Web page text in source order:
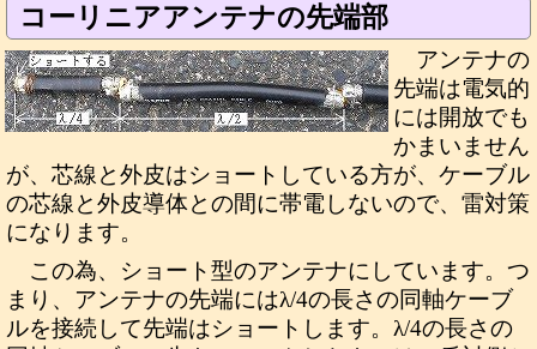
コーリニアアンテナの先端部
アンテナの
先端は電気的
には開放でも
かまいません
が、芯線と外皮はショートしている方が、ケーブル
の芯線と外皮導体との間に帯電しないので、雷対策
になります。
この為、ショート型のアンテナにしています。つ
まり、アンテナの先端にはλ/4の長さの同軸ケーブ
ルを接続して先端はショートします。λ/4の長さの